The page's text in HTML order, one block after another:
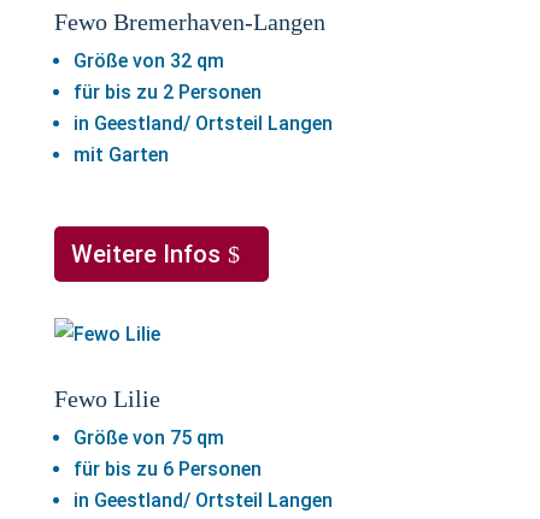
Fewo Bremerhaven-Langen
Größe von 32 qm
für bis zu 2 Personen
in Geestland/ Ortsteil Langen
mit Garten
Weitere Infos
Fewo Lilie
Größe von 75 qm
für bis zu 6 Personen
in Geestland/ Ortsteil Langen